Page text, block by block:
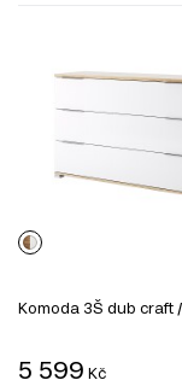
Komoda 3Š dub craft
5 599 Kč